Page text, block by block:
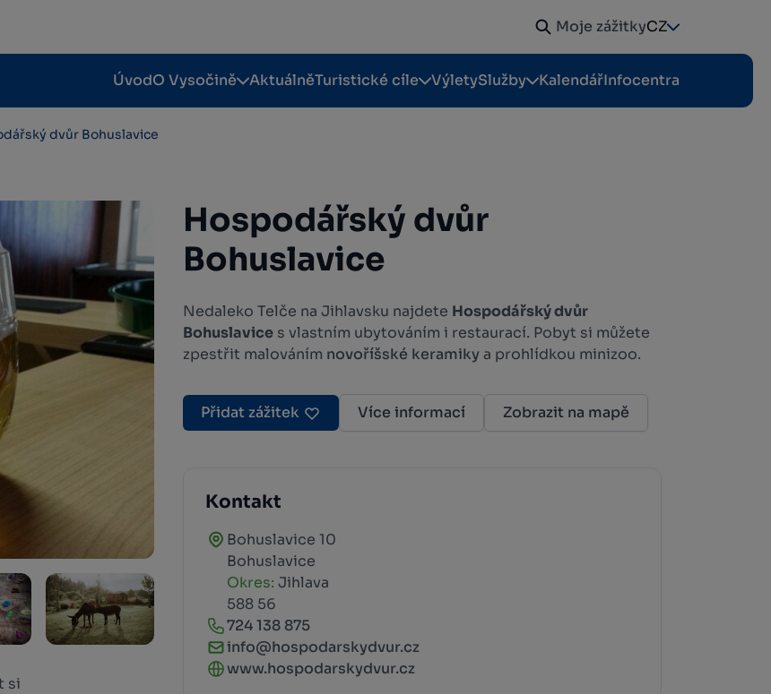
Moje zážitkyCZ
ÚvodO Vysočině AktuálněTuristické cíle VýletySlužby KalendářInfocentra
dvůr Bohuslavice
Hospodářský dvůr
Bohuslavice
Nedaleko Telče na Jihlavsku najdete Hospodářský dvůr
Bohuslavice s vlastním ubytováním i restaurací. Pobyt si můžete
zpestřit malováním novoříšské keramiky a prohlídkou minizoo.
Přidat zážitek Více informací Zobrazit na mapě
Kontakt
Bohuslavice 10
Bohuslavice
Okres: Jihlava
588 56
724 138 875
info@hospodarskydvur.cz
www.hospodarskydvur.cz
si